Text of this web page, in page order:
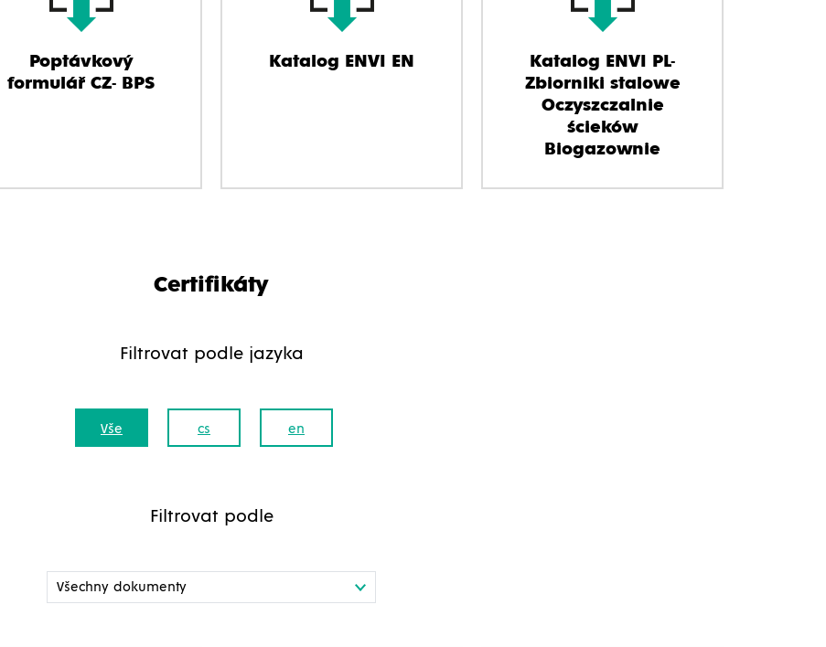
Poptávkový
formulář CZ- BPS
Katalog ENVI EN
Katalog ENVI PL-
Zbiorniki stalowe
Oczyszczalnie
ścieków
Biogazownie
Certifikáty
Filtrovat podle jazyka
Vše cs en
Filtrovat podle